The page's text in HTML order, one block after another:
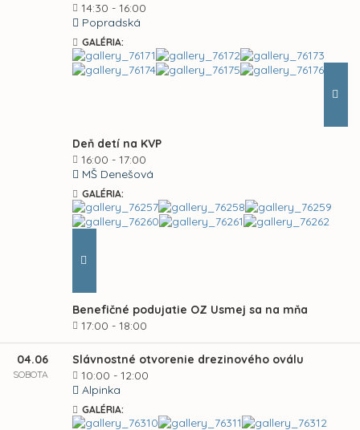
14:30 - 16:00
Popradská
GALÉRIA:
Deň detí na KVP
16:00 - 17:00
MŠ Denešová
GALÉRIA:
Benefičné podujatie OZ Usmej sa na mňa
17:00 - 18:00
04.06
SOBOTA
Slávnostné otvorenie drezinového oválu
10:00 - 12:00
Alpinka
GALÉRIA: